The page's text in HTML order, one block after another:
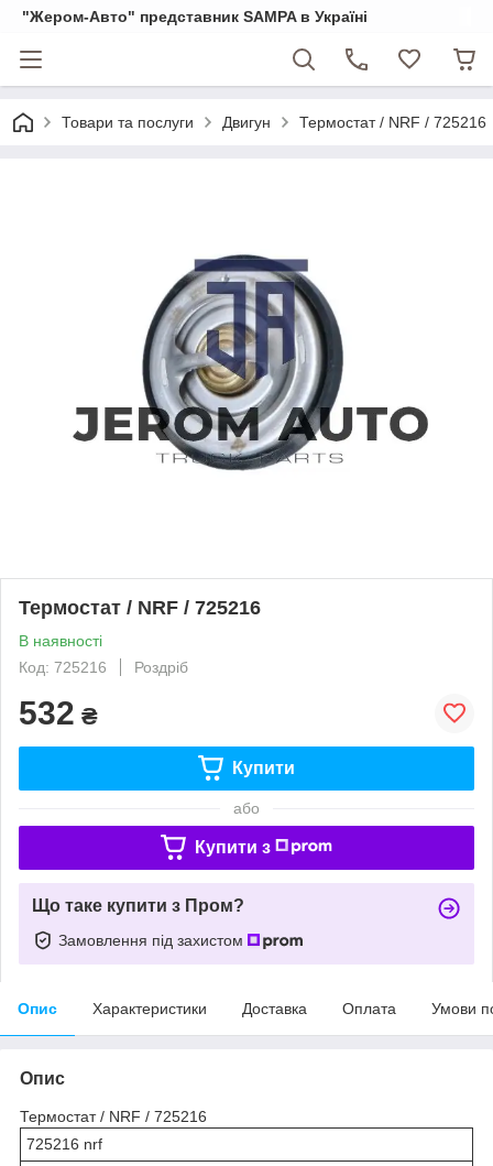
"Жером-Авто" представник SAMPA в Україні
Товари та послуги Двигун Термостат / NRF / 725216
Термостат / NRF / 725216
В наявності
Код: 725216
Роздріб
532 ₴
Купити
або
Купити з
Що таке купити з Пром?
Замовлення під захистом
Опис Характеристики Доставка Оплата Умови
Опис
Термостат / NRF / 725216
725216 nrf